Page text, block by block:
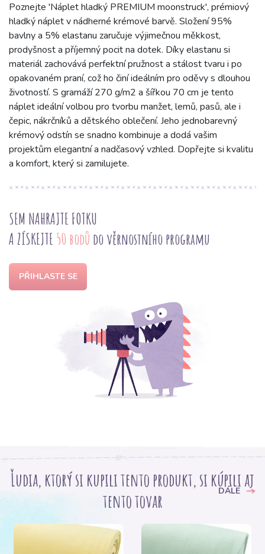
Poznejte 'Náplet hladký PREMIUM moonstruck', prémiový
hladký náplet v nádherné krémové barvě. Složení 95%
bavlny a 5% elastanu zaručuje výjimečnou měkkost,
prodyšnost a příjemný pocit na dotek. Díky elastanu si
materiál zachovává perfektní pružnost a stálost tvaru i po
opakovaném praní, což ho činí ideálním pro oděvy s dlouhou
životností. S gramáží 270 g/m2 a šířkou 70 cm je tento
náplet ideální volbou pro tvorbu manžet, lemů, pasů, ale i
čepic, nákrčníků a dětského oblečení. Jeho jednobarevný
krémový odstín se snadno kombinuje a dodá vašim
projektům elegantní a nadčasový vzhled. Dopřejte si kvalitu
a komfort, který si zamilujete.
SEM NAHRAJTE FOTKU
A ZÍSKEJTE 50 bodů do věrnostního programu
PŘIHLASTE SE
Ľudia, ktorý si kupili tento produkt, si kúpili aj
tento tovar
DÁLE